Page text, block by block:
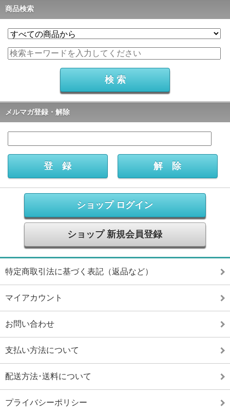
商品検索
メルマガ登録・解除
ショップ ログイン
ショップ 新規会員登録
特定商取引法に基づく表記（返品など）
マイアカウント
お問い合わせ
支払い方法について
配送方法･送料について
プライバシーポリシー